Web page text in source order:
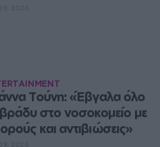
Τούνη: «Έβγαλα όλο
στο νοσοκομείο με
ορούς και αντιβιώσεις»